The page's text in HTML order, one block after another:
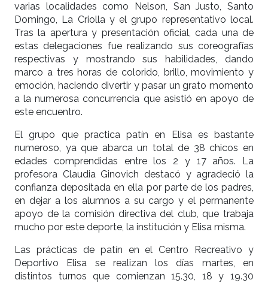
varias localidades como Nelson, San Justo, Santo
Domingo, La Criolla y el grupo representativo local.
Tras la apertura y presentación oficial, cada una de
estas delegaciones fue realizando sus coreografías
respectivas y mostrando sus habilidades, dando
marco a tres horas de colorido, brillo, movimiento y
emoción, haciendo divertir y pasar un grato momento
a la numerosa concurrencia que asistió en apoyo de
este encuentro.
El grupo que practica patín en Elisa es bastante
numeroso, ya que abarca un total de 38 chicos en
edades comprendidas entre los 2 y 17 años. La
profesora Claudia Ginovich destacó y agradeció la
confianza depositada en ella por parte de los padres,
en dejar a los alumnos a su cargo y el permanente
apoyo de la comisión directiva del club, que trabaja
mucho por este deporte, la institución y Elisa misma.
Las prácticas de patín en el Centro Recreativo y
Deportivo Elisa se realizan los días martes, en
distintos turnos que comienzan 15.30, 18 y 19.30